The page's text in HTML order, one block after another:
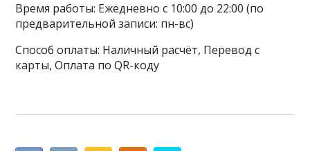
Время работы: Ежедневно с 10:00 до 22:00 (по
предварительной записи: пн-вс)
Способ оплаты: Наличный расчёт, Перевод с
карты, Оплата по QR-коду